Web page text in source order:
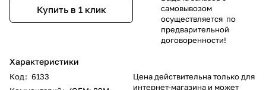
Купить в 1 клик
Характеристики
Код: 6133
самовывозом
осуществляется по
предварительной
договоренности!
Цена действительна только для
интернет-магазина и может